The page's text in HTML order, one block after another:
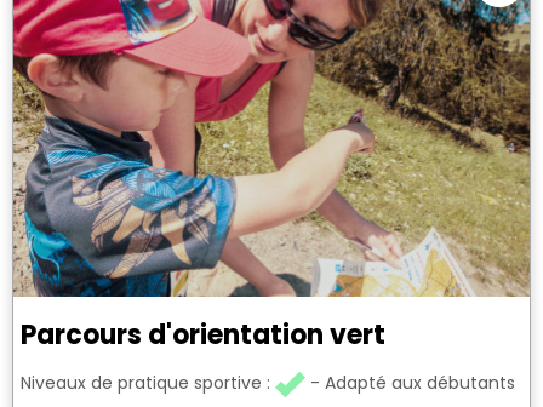
Parcours d'orientation vert
Niveaux de pratique sportive : Adapté aux débutants